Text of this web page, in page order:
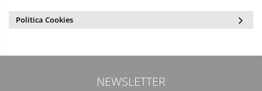
Politica Cookies
NEWSLETTER